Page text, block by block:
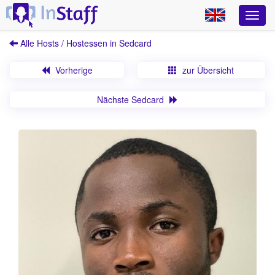
Alle Hosts / Hostessen in Sedcard
Vorherige zur Übersicht
Nächste Sedcard